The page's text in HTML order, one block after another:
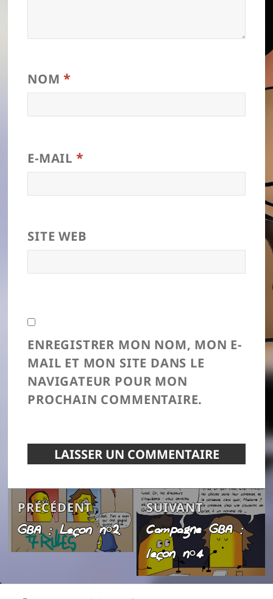
NOM*
E-MAIL *
SITE WEB
ENREGISTRER MON NOM, MON E-
MAIL ET MON SITE DANS LE
NAVIGATEUR POUR MON
PROCHAIN COMMENTAIRE.
Navigation
de
l’article
PRÉCÉDENTArticle
précédent :
GBA : Leçon n°2.
SUIVANTArticle
suivant :
Campagne GBA :
leçon n°4